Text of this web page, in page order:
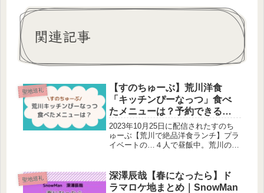
関連記事
聖地巡礼
【すのちゅーぶ】荒川洋食
「キッチンぴーなっつ」食べ
たメニューは？予約できる？
SnowManロケ地
2023年10月25日に配信されたすのち
ゅーぶ【荒川で絶品洋食ランチ】プラ
イベートの…４人で昼飯中。荒川の洋
は？調査しました！洋食屋さんを訪れ
たメンバー：深澤辰哉・ラウール・...
聖地巡礼
深澤辰哉【春になったら】ド
ラマロケ地まとめ｜SnowMan